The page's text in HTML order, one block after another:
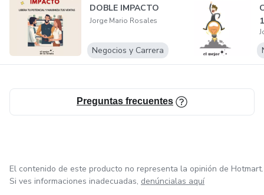
DOBLE IMPACTO
Jorge Mario Rosales
Negocios y Carrera
Preguntas frecuentes
El contenido de este producto no representa la opinión de Hotmart.
Si ves informaciones inadecuadas, denúncialas aquí